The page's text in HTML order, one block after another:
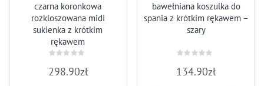
czarna koronkowa
rozkloszowana midi
sukienka z krótkim
rękawem
0
na
298.90zł
bawełniana koszulka do
spania z krótkim rękawem –
szary
0
na
134.90zł